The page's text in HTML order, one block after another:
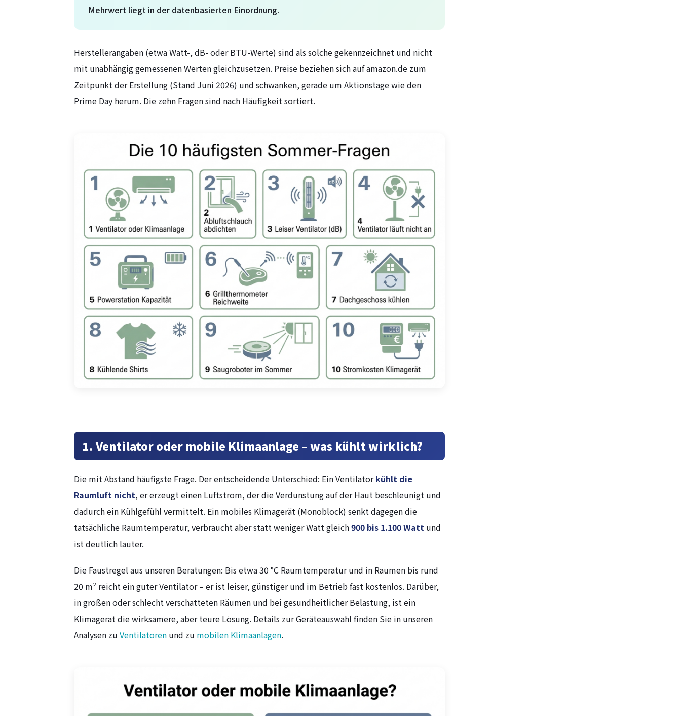
Mehrwert liegt in der datenbasierten Einordnung.
Herstellerangaben (etwa Watt-, dB- oder BTU-Werte) sind als solche gekennzeichnet und nicht
mit unabhängig gemessenen Werten gleichzusetzen. Preise beziehen sich auf amazon.de zum
Zeitpunkt der Erstellung (Stand Juni 2026) und schwanken, gerade um Aktionstage wie den
Prime Day herum. Die zehn Fragen sind nach Häufigkeit sortiert.
1. Ventilator oder mobile Klimaanlage – was kühlt wirklich?
Die mit Abstand häufigste Frage. Der entscheidende Unterschied: Ein Ventilatorkühlt die
Raumluft nicht, er erzeugt einen Luftstrom, der die Verdunstung auf der Haut beschleunigt und
dadurch ein Kühlgefühl vermittelt. Ein mobiles Klimagerät (Monoblock) senkt dagegen die
tatsächliche Raumtemperatur, verbraucht aber statt weniger Watt gleich900 bis 1.100 Watt und
ist deutlich lauter.
Die Faustregel aus unseren Beratungen: Bis etwa 30 °C Raumtemperatur und in Räumen bis rund
20 m² reicht ein guter Ventilator – er ist leiser, günstiger und im Betrieb fast kostenlos. Darüber,
in großen oder schlecht verschatteten Räumen und bei gesundheitlicher Belastung, ist ein
Klimagerät die wirksamere, aber teure Lösung. Details zur Geräteauswahl finden Sie in unseren
Analysen zu Ventilatoren und zu mobilen Klimaanlagen.